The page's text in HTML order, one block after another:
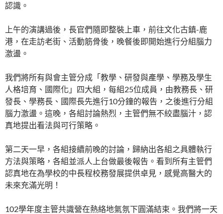
認識。
上午的演講過後，長官們隨即整裝上車，前往文化古鎮-鹿
港，在走訪老街、活動筋骨後，晚餐後即開始進行分組腦力
激盪。
我們將所有與會主管分成「教學、研發與產學、學務及學生
人格培育、國際化」四大組，每組25位成員，由教務長、研
發長、學務長、國際長先進行10分鐘的報告，之後進行分組
腦力激盪。這晚，各組討論熱烈，主管們無不絞盡腦汁，認
真地提出看法與可行策略。
第二天一早，各組接續前晚的討論，歸納出各組之具體執行
方法與策略，各組並派人上台做最後報告。看到所有主管們
認真地在為學校的中長程校務發展提供卓見，感覺高醫大的
未來充滿光明！
102學年度主管共識營在熱絡地氣氛下圓滿結束。我們將一天